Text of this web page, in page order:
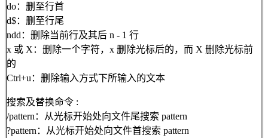
do：删至行首
d$：删至行尾
ndd：删除当前行及其后 n - 1 行
x 或 X：删除一个字符，x 删除光标后的，而 X 删除光标前
的
Ctrl+u：删除输入方式下所输入的文本
搜索及替换命令 :
/pattern：从光标开始处向文件尾搜索 pattern
?pattern：从光标开始处向文件首搜索 pattern